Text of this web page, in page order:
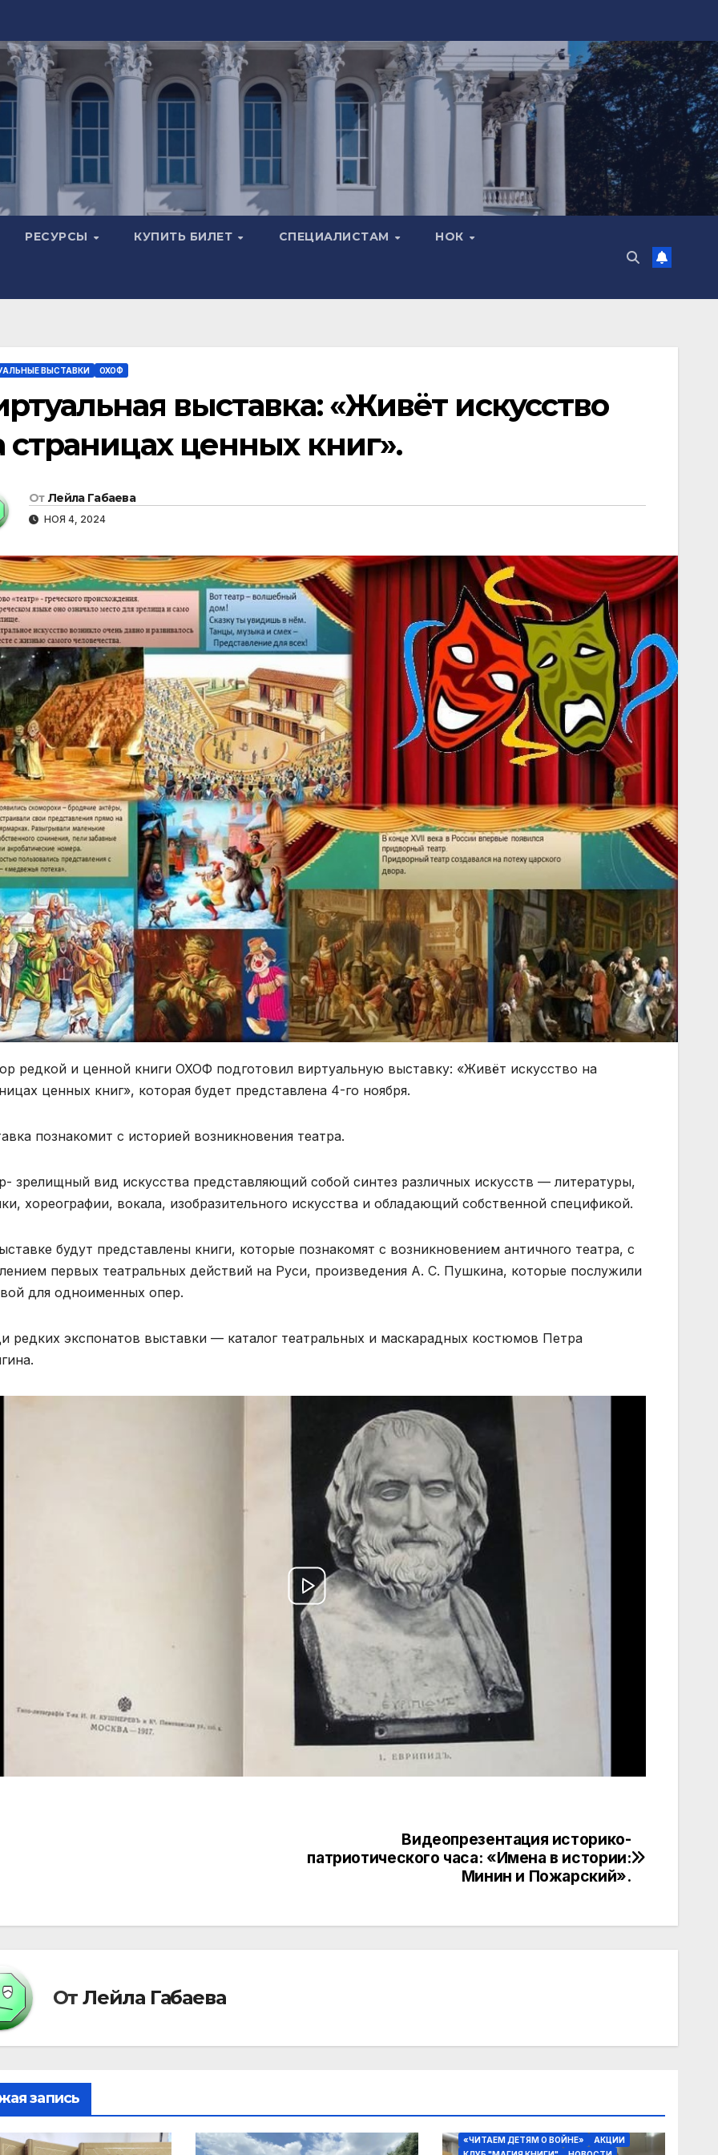
РЕСУРСЫ КУПИТЬ БИЛЕТ СПЕЦИАЛИСТАМ НОК
ВЫСТАВКИ ОХОФ
выставка: «Живёт искусство
страницах ценных книг».
От Лейла Габаева
НОЯ 4, 2024
редкой и ценной книги ОХОФ подготовил виртуальную выставку: «Живёт искусство на
ценных книг», которая будет представлена 4-го ноября.
познакомит с историей возникновения театра.
зрелищный вид искусства представляющий собой синтез различных искусств — литературы,
хореографии, вокала, изобразительного искусства и обладающий собственной спецификой.
будут представлены книги, которые познакомят с возникновением античного театра, с
первых театральных действий на Руси, произведения А. С. Пушкина, которые послужили
для одноименных опер.
редких экспонатов выставки — каталог театральных и маскарадных костюмов Петра
Видеопрезентация историко-
патриотического часа: «Имена в истории:
Минин и Пожарский».
От Лейла Габаева
запись
«ЧИТАЕМ ДЕТЯМ О ВОЙНЕ»
АКЦИИ